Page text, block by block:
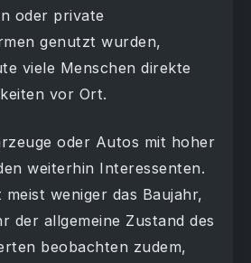
oder private
genutzt wurden,
viele Menschen direkte
vor Ort.
oder Autos mit hoher
weiterhin Interessenten.
meist weniger das Baujahr,
der allgemeine Zustand des
beobachten zudem,